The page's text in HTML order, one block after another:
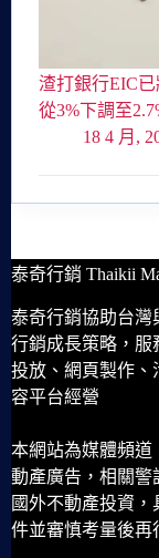
渣打銀行EIC已
從3%下調至
18 4 月,
泰奇行銷 Thaikii
泰奇行銷協助台灣
行銷成長策略，服
投放、網頁製作、
容平台經營
本網站為媒體頻道
動產廣告，相關警
國外不動產投資
件並審慎考量後再